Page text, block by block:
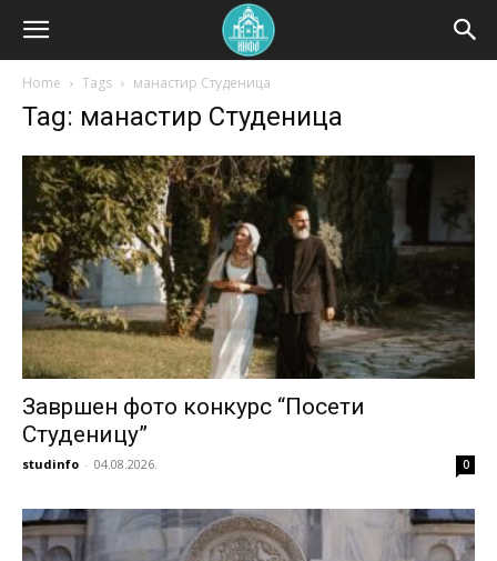
Home Tags манастир Студеница
Tag: манастир Студеница
Завршен фото конкурс “Посети
Студеницу”
studinfo - 04.08.2026. 0